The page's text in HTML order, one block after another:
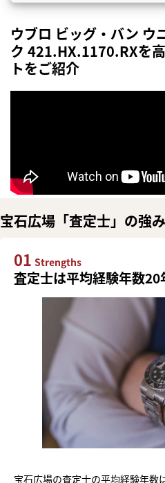
ウブロ ビッグ・バン ウ
ク 421.HX.1170.RXを
トをご紹介
宝石広場「査定士」の強み
01 Strengths
査定士は平均経験年数
宝石広場の査定士の平均経験年数